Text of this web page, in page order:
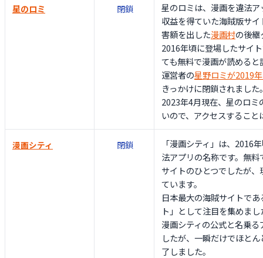
星のロミ 閉鎖
星のロミは、漫画を違法
収益を得ていた海賊版サ
害額を出した漫画村の後継
2016年頃に登場したサイ
ても無料で漫画が読めると
運営者の星野ロミが2019
きっかけに閉鎖されました
2023年4月現在、星のロ
いので、アクセスすること
漫画シティ 閉鎖
「漫画シティ」は、2016
法アプリの名称です。無
サイトのひとつでしたが
ています。
日本最大の海賊サイトで
ト」として注目を集めまし
漫画シティの公式と名乗
したが、一瞬だけでほと
了しました。